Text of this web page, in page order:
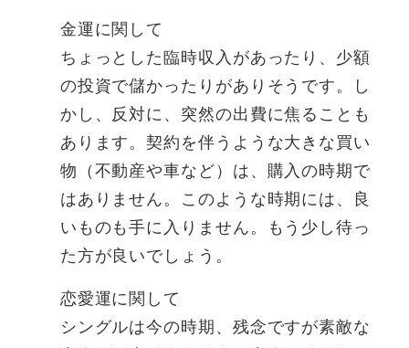
金運に関して
ちょっとした臨時収入があったり、少額
の投資で儲かったりがありそうです。し
かし、反対に、突然の出費に焦ることも
あります。契約を伴うような大きな買い
物（不動産や車など）は、購入の時期で
はありません。このような時期には、良
いものも手に入りません。もう少し待っ
た方が良いでしょう。
恋愛運に関して
シングルは今の時期、残念ですが素敵な